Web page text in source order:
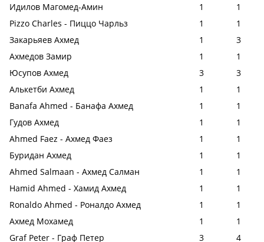
Идилов Магомед-Амин
1
1
Pizzo Charles - Пиццо Чарльз
1
1
Закарьяев Ахмед
1
3
Ахмедов Замир
1
1
Юсупов Ахмед
3
3
Алькетби Ахмед
1
1
Banafa Ahmed - Банафа Ахмед
1
1
Гудов Ахмед
1
1
Ahmed Faez - Ахмед Фаез
1
1
Буридан Ахмед
1
1
Ahmed Salmaan - Ахмед Салман
1
1
Hamid Ahmed - Хамид Ахмед
1
1
Ronaldo Ahmed - Роналдо Ахмед
1
1
Ахмед Мохамед
1
1
Graf Peter - Граф Петер
3
4